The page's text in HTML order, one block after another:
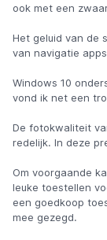
ook met een
Het geluid van de
van navigatie
Windows 10
vond ik net een
De fotokwaliteit
redelijk. In deze
Om voorgaande
leuke toestellen
een goedkoop
mee gezegd.